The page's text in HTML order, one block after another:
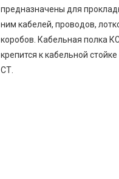
предназначены для
ним кабелей, проводов,
коробов. Кабельная полка
крепится к кабельной стойке
СТ.